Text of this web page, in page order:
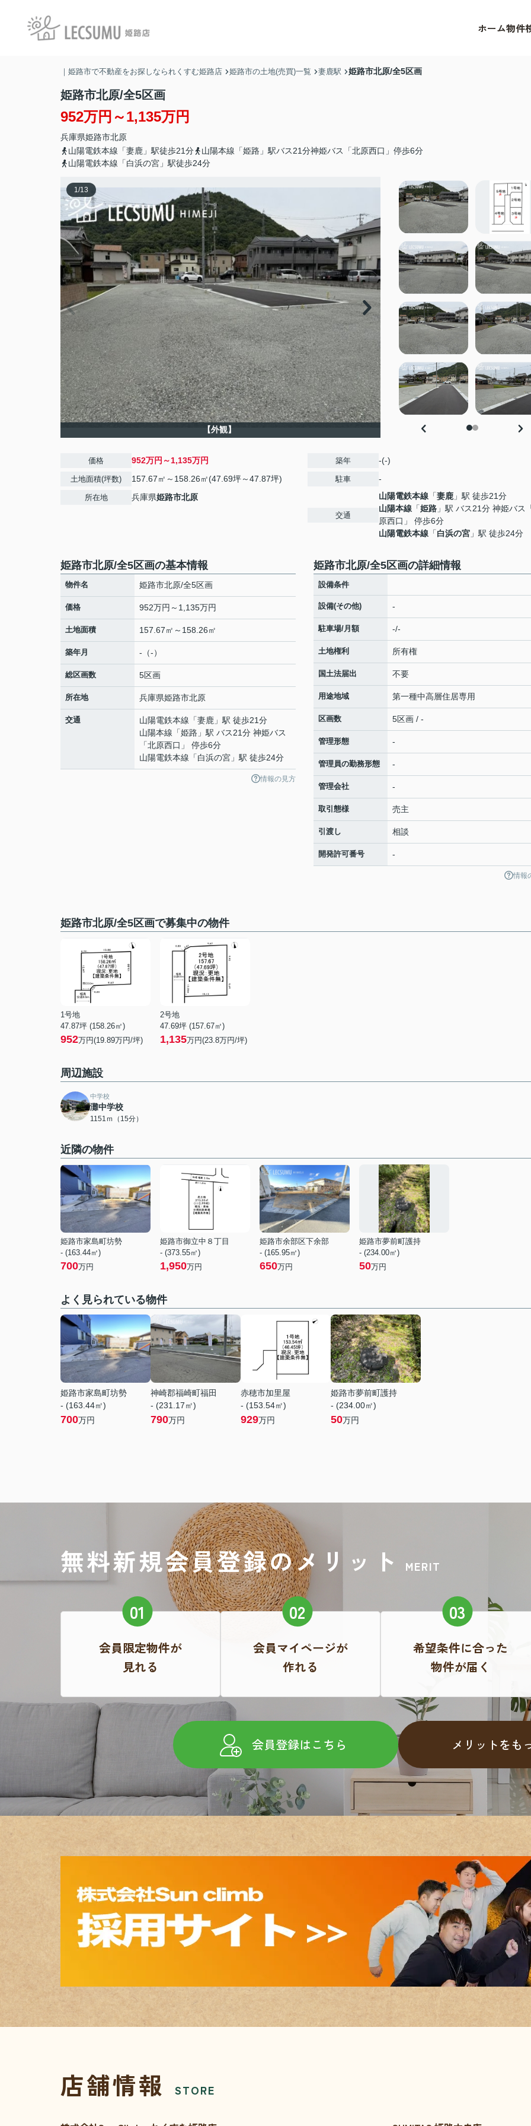
ホーム物件
｜姫路市で不動産をお探しなられくすむ姫路店 姫路市の土地(売買)一覧 妻鹿駅 姫路市北原/全5区画
姫路市北原/全5区画
952万円～1,135万円
兵庫県姫路市北原
山陽電鉄本線「妻鹿」駅徒歩21分
山陽本線「姫路」駅バス21分神姫バス「北原西口」停歩6分
山陽電鉄本線「白浜の宮」駅徒歩24分
1/13
【外観】
価格 952万円～1,135万円
土地面積(坪数) 157.67㎡～158.26㎡(47.69坪～47.87坪)
所在地 兵庫県姫路市北原
築年 -(-)
駐車 -
交通
山陽電鉄本線 「妻鹿 」駅 徒歩21分
山陽本線 「姫路 」駅 バス21分 神姫バス
原西口」 停歩6分
山陽電鉄本線 「白浜の宮 」駅 徒歩24分
姫路市北原/全5区画の基本情報
物件名 姫路市北原/全5区画
価格 952万円～1,135万円
土地面積 157.67㎡～158.26㎡
築年月 -（-）
総区画数 5区画
所在地 兵庫県姫路市北原
交通 山陽電鉄本線 「妻鹿 」駅 徒歩21分
山陽本線 「姫路 」駅 バス21分 神姫バス
「北原西口」 停歩6分
山陽電鉄本線 「白浜の宮 」駅 徒歩24分
情報の見方
姫路市北原/全5区画の詳細情報
設備条件
設備(その他) -
駐車場/月額 -/-
土地権利 所有権
国土法届出 不要
用途地域 第一種中高層住居専用
区画数 5区画 / -
管理形態 -
管理員の勤務形態 -
管理会社 -
取引態様 売主
引渡し 相談
開発許可番号 -
情報
姫路市北原/全5区画で募集中の物件
1号地
47.87坪 (158.26㎡)
952万円(19.89万円/坪)
2号地
47.69坪 (157.67㎡)
1,135万円(23.8万円/坪)
周辺施設
中学校
灘中学校
1151ｍ（15分）
近隣の物件
姫路市家島町坊勢
- (163.44㎡)
700万円
姫路市御立中８丁目
- (373.55㎡)
1,950万円
姫路市余部区下余部
- (165.95㎡)
650万円
姫路市夢前町護持
- (234.00㎡)
50万円
よく見られている物件
姫路市家島町坊勢
- (163.44㎡)
700万円
神崎郡福崎町福田
- (231.17㎡)
790万円
赤穂市加里屋
- (153.54㎡)
929万円
姫路市夢前町護持
- (234.00㎡)
50万円
無料新規会員登録のメリット MERIT
会員限定物件が
見れる
会員マイページが
作れる
希望条件に合った
物件が届く
会員登録はこちら メリットをも
店舗情報 STORE